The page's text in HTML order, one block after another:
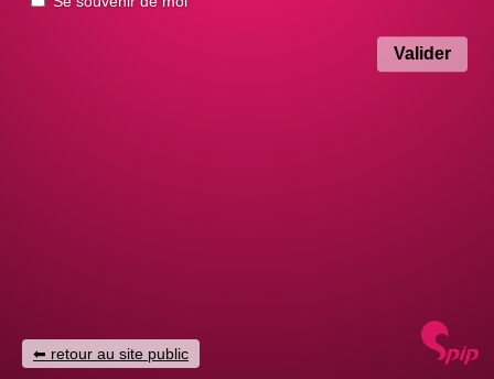
retour au site public